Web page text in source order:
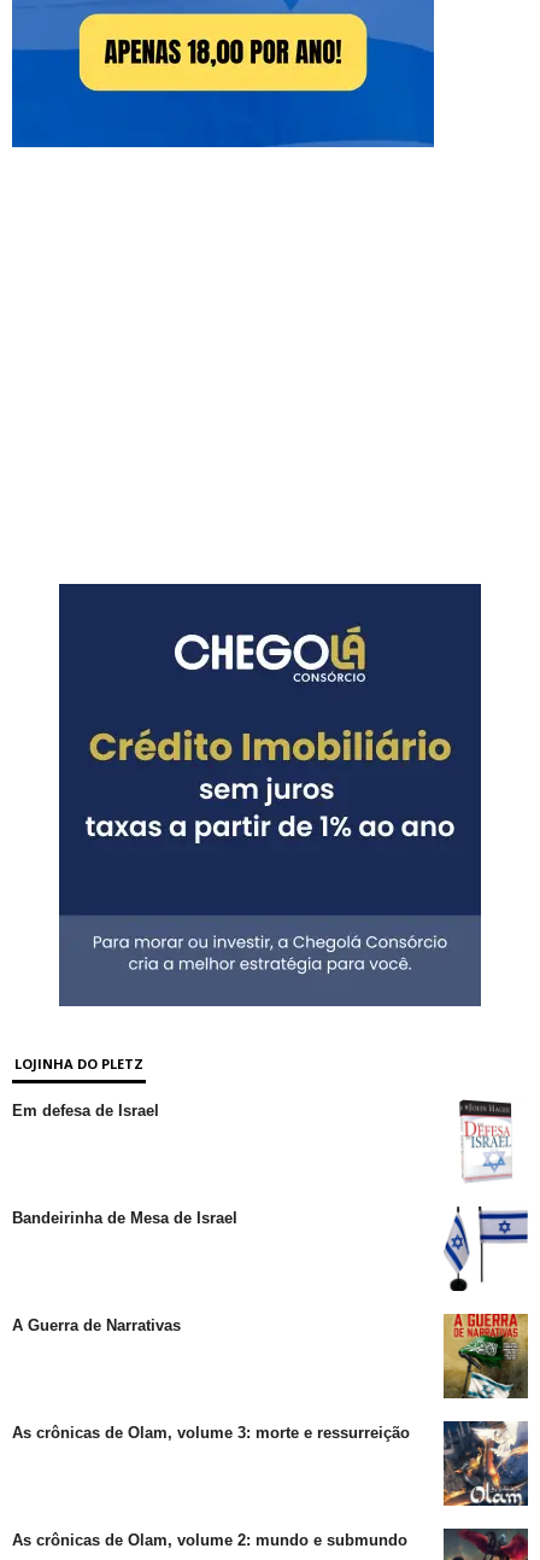
LOJINHA DO PLETZ
Em defesa de Israel
Bandeirinha de Mesa de Israel
A Guerra de Narrativas
As crônicas de Olam, volume 3: morte e ressurreição
As crônicas de Olam, volume 2: mundo e submundo